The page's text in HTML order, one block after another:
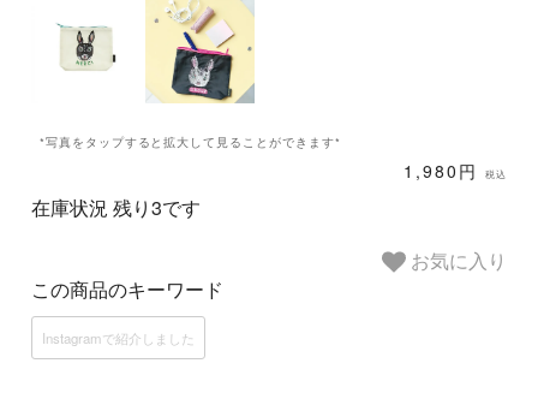
*写真をタップすると拡大して見ることができます*
1,980円 税込
在庫状況 残り3です
お気に入り
この商品のキーワード
Instagramで紹介しました